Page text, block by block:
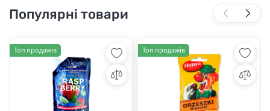
Популярні товари
Топ продажів Топ продажів